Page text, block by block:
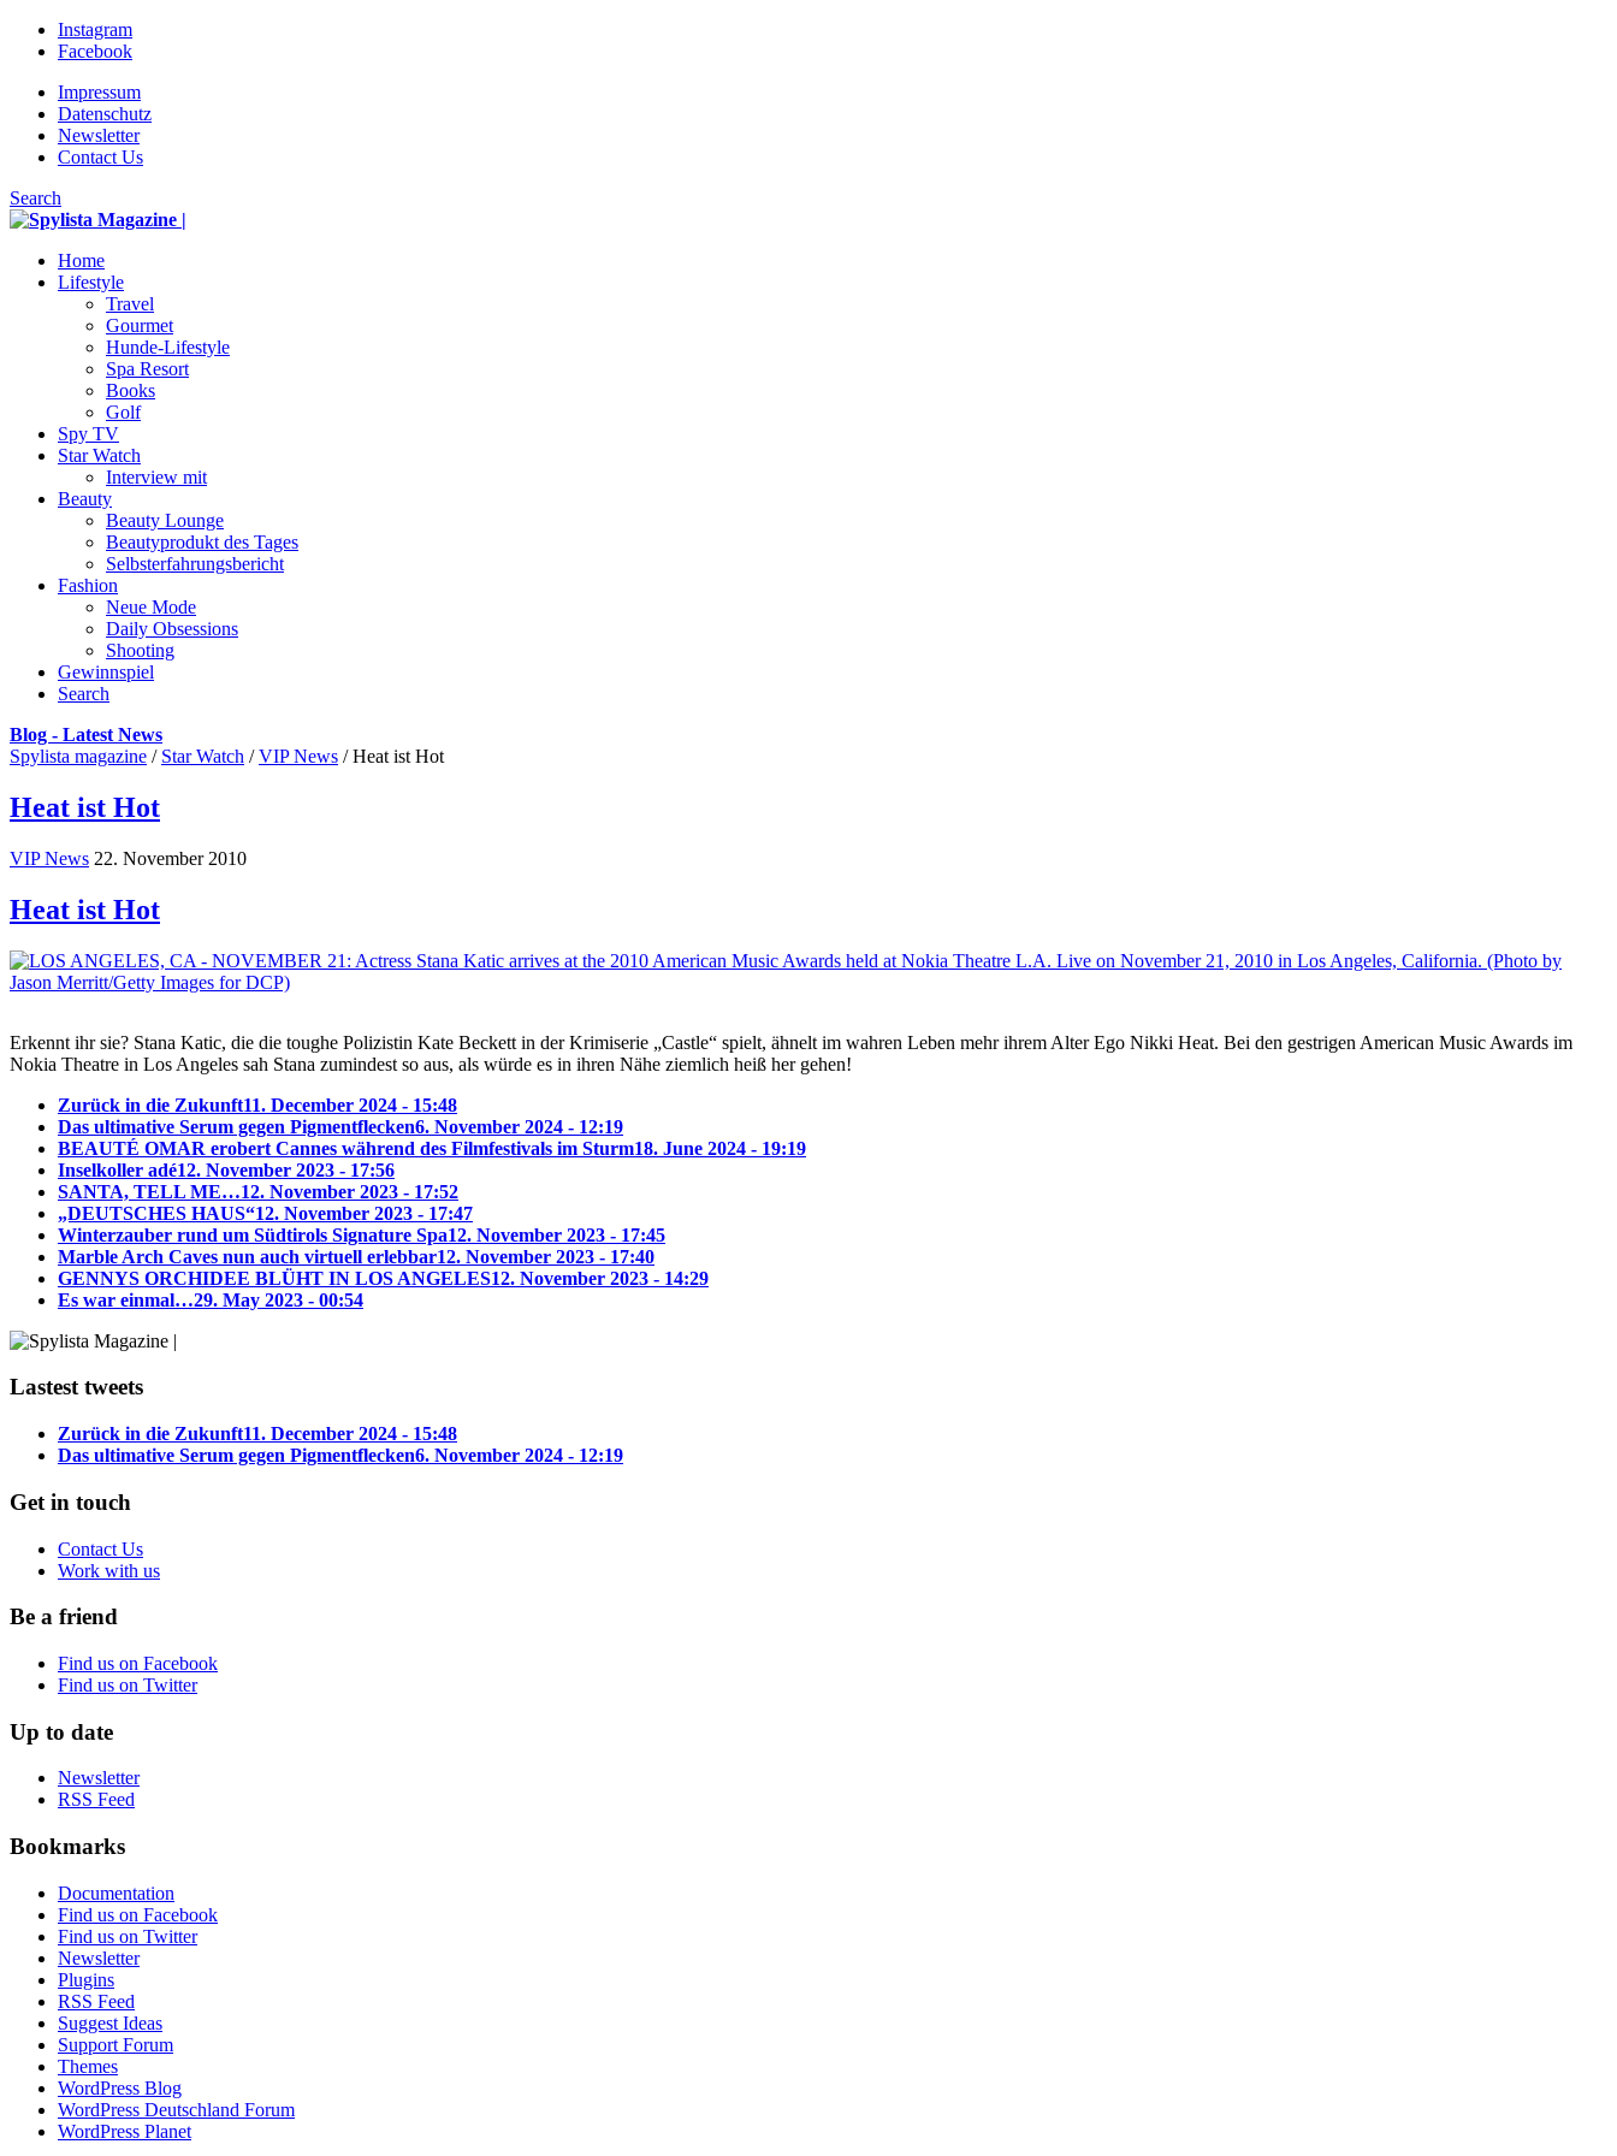
Instagram
Facebook
Impressum
Datenschutz
Newsletter
Contact Us
Search
Home
Lifestyle
Travel
Gourmet
Hunde-Lifestyle
Spa Resort
Books
Golf
Spy TV
Star Watch
Interview mit
Beauty
Beauty Lounge
Beautyprodukt des Tages
Selbsterfahrungsbericht
Fashion
Neue Mode
Daily Obsessions
Shooting
Gewinnspiel
Search
Blog - Latest News
Spylista magazine / Star Watch / VIP News / Heat ist Hot
Heat ist Hot
VIP News 22. November 2010
Heat ist Hot
Erkennt ihr sie? Stana Katic, die die toughe Polizistin Kate Beckett in der Krimiserie „Castle“ spielt, ähnelt im wahren Leben mehr ihrem Alter Ego Nikki Heat. Bei den gestrigen American Music Awards im
Nokia Theatre in Los Angeles sah Stana zumindest so aus, als würde es in ihren Nähe ziemlich heiß her gehen!
Zurück in die Zukunft11. December 2024 - 15:48
Das ultimative Serum gegen Pigmentflecken6. November 2024 - 12:19
BEAUTÉ OMAR erobert Cannes während des Filmfestivals im Sturm18. June 2024 - 19:19
Inselkoller adé12. November 2023 - 17:56
SANTA, TELL ME…12. November 2023 - 17:52
„DEUTSCHES HAUS“12. November 2023 - 17:47
Winterzauber rund um Südtirols Signature Spa12. November 2023 - 17:45
Marble Arch Caves nun auch virtuell erlebbar12. November 2023 - 17:40
GENNYS ORCHIDEE BLÜHT IN LOS ANGELES12. November 2023 - 14:29
Es war einmal…29. May 2023 - 00:54
Lastest tweets
Zurück in die Zukunft11. December 2024 - 15:48
Das ultimative Serum gegen Pigmentflecken6. November 2024 - 12:19
Get in touch
Contact Us
Work with us
Be a friend
Find us on Facebook
Find us on Twitter
Up to date
Newsletter
RSS Feed
Bookmarks
Documentation
Find us on Facebook
Find us on Twitter
Newsletter
Plugins
RSS Feed
Suggest Ideas
Support Forum
Themes
WordPress Blog
WordPress Deutschland Forum
WordPress Planet